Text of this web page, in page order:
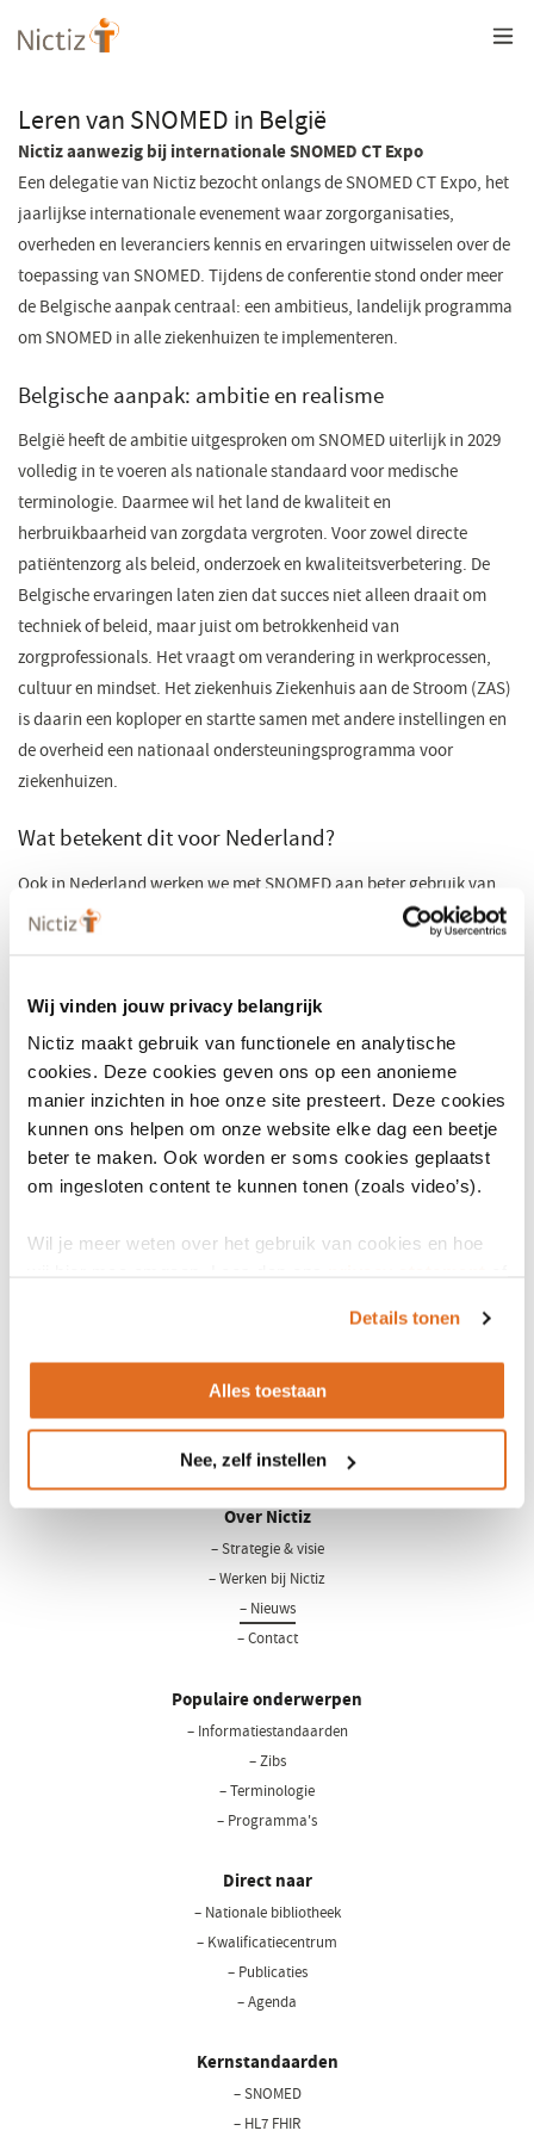
Wij vinden jouw privacy belangrijk
Nictiz maakt gebruik van functionele en analytische
cookies. Deze cookies geven ons op een anonieme
manier inzichten in hoe onze site presteert. Deze cookies
kunnen ons helpen om onze website elke dag een beetje
beter te maken. Ook worden er soms cookies geplaatst
om ingesloten content te kunnen tonen (zoals video’s).
Wil je meer weten over het gebruik van cookies en hoe
Details tonen
Alles toestaan
Nee, zelf instellen
Overslaan
en
gaan
Leren van SNOMED in België
Nictiz aanwezig bij internationale SNOMED CT Expo
Een delegatie van Nictiz bezocht onlangs de SNOMED CT Expo, het
jaarlijkse internationale evenement waar zorgorganisaties,
overheden en leveranciers kennis en ervaringen uitwisselen over de
toepassing van SNOMED. Tijdens de conferentie stond onder meer
de Belgische aanpak centraal: een ambitieus, landelijk programma
om SNOMED in alle ziekenhuizen te implementeren.
Belgische aanpak: ambitie en realisme
België heeft de ambitie uitgesproken om SNOMED uiterlijk in 2029
volledig in te voeren als nationale standaard voor medische
terminologie. Daarmee wil het land de kwaliteit en
herbruikbaarheid van zorgdata vergroten. Voor zowel directe
patiëntenzorg als beleid, onderzoek en kwaliteitsverbetering. De
Belgische ervaringen laten zien dat succes niet alleen draait om
techniek of beleid, maar juist om betrokkenheid van
zorgprofessionals. Het vraagt om verandering in werkprocessen,
cultuur en mindset. Het ziekenhuis Ziekenhuis aan de Stroom (ZAS)
is daarin een koploper en startte samen met andere instellingen en
de overheid een nationaal ondersteuningsprogramma voor
ziekenhuizen.
Wat betekent dit voor Nederland?
Ook in Nederland werken we met SNOMED aan beter gebruik van
zorgdata. Nictiz is daarbij in overleg met partijen uit alle
manier kunnen inzetten. Doordat we cross-sectoraal samenwerken,
zien we hoe verschillend de uitdagingen en keuzes per sector zijn en
hoe belangrijk het is die samen met het veld te maken. De Belgische
ervaringen bevestigen dat we in Nederland met deze gezamenlijke
aanpak en nauwe betrokkenheid van zorgprofessionals op de juiste
weg zitten.
Wil je meer weten over wat Nictiz doet op het gebied van
Lees verder op onze website
Over Nictiz
– Strategie & visie
– Werken bij Nictiz
– Nieuws
– Contact
Populaire onderwerpen
– Informatiestandaarden
– Zibs
– Terminologie
– Programma's
Direct naar
– Nationale bibliotheek(opent
– Kwalificatiecentrum
– Publicaties
– Agenda
Kernstandaarden
– SNOMED
– HL7 FHIR